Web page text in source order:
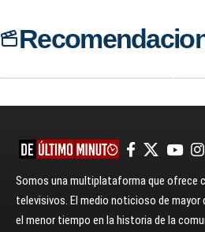
7.0 PELÍCULA
Somos una multiplataforma que ofrece
televisivos. El medio noticioso de mayor
el menor tiempo en la historia de la